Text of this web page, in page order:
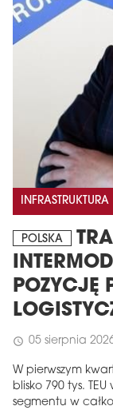
INFRASTRUKTURA
POLSKA
POZYCJĘ
schedule 05 sierpnia
W pierwszym
blisko 790 tys.
segmentu w